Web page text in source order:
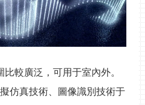
較廣泛，可用于室內外。
仿真技術、圖像識別技術于